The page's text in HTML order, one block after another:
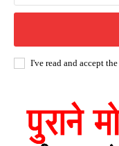
I've read and accept the